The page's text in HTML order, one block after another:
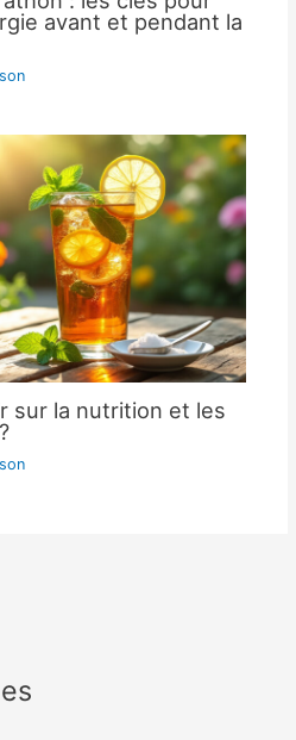
avant et pendant la
sur la nutrition et les